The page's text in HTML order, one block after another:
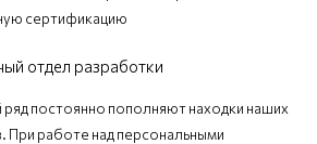
сертификацию
отдел разработки
постоянно пополняют находки наших
При работе над персональными